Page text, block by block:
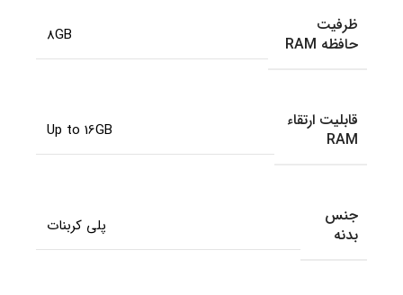
ظرفیت
حافظه RAM
8GB
قابلیت ارتقاء
RAM
Up to 16GB
جنس
بدنه
پلی‌ کربنات